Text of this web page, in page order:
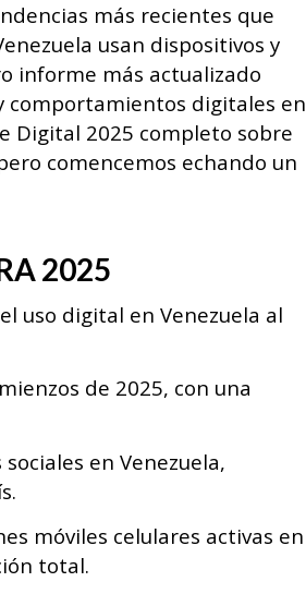
más recientes que
usan dispositivos y
informe más actualizado
comportamientos digitales en
Digital 2025 completo sobre
comencemos echando un
2025
uso digital en Venezuela al
de 2025, con una
en Venezuela,
móviles celulares activas en
total.